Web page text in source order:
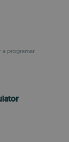
a programar